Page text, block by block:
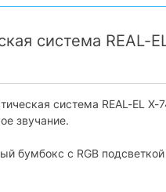
система REAL-
система REAL-EL X-
звучание.
бумбокс с RGB